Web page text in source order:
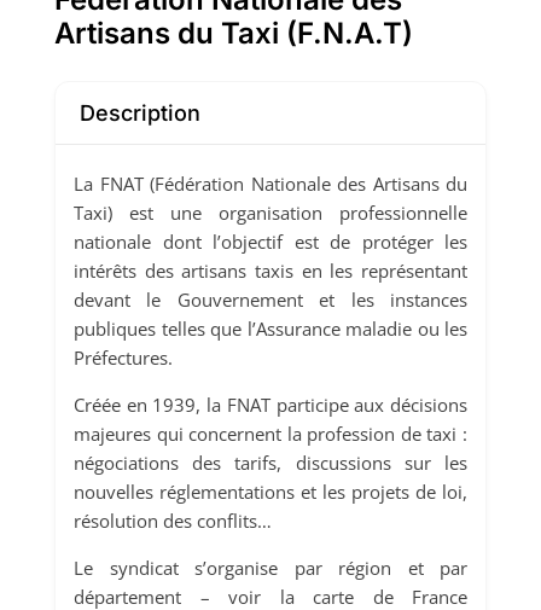
Artisans du Taxi (F.N.A.T)
Description
La FNAT (Fédération Nationale des Artisans du
Taxi) est une organisation professionnelle
nationale dont l’objectif est de protéger les
intérêts des artisans taxis en les représentant
devant le Gouvernement et les instances
publiques telles que l’Assurance maladie ou les
Préfectures.
Créée en 1939, la FNAT participe aux décisions
majeures qui concernent la profession de taxi :
négociations des tarifs, discussions sur les
nouvelles réglementations et les projets de loi,
résolution des conflits…
Le syndicat s’organise par région et par
département – voir la carte de France